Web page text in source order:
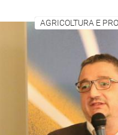
AGRICOLTURA E